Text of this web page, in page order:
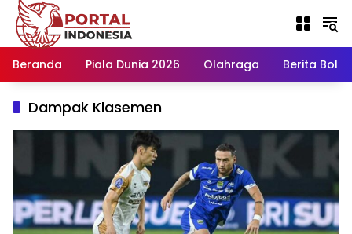
Langsung
konten
Beranda
Piala Dunia 2026 Olahraga Berita Bola
Dampak Klasemen